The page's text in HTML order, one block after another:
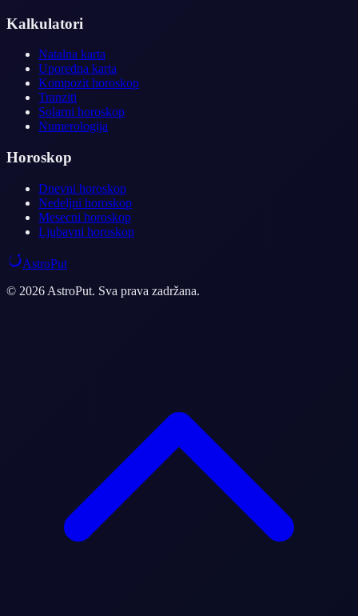
Kalkulatori
Natalna karta
Uporedna karta
Kompozit horoskop
Tranziti
Solarni horoskop
Numerologija
Horoskop
Dnevni horoskop
Nedeljni horoskop
Mesecni horoskop
Ljubavni horoskop
AstroPut
© 2026 AstroPut. Sva prava zadržana.